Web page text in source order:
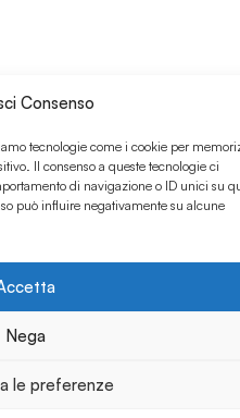
Consenso
tecnologie come i cookie per
Il consenso a queste tecnologie ci
di navigazione o ID unici su
può influire negativamente su alcune
Nega
le preferenze